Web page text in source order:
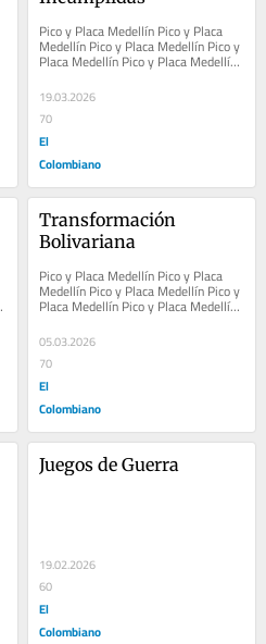
Pico y Placa Medellín Pico y Placa
Medellín Pico y Placa Medellín Pico y
Placa Medellín Pico y Placa Medellín
Pico y Placa Medellín Pico y Placa...
19.03.2026
70
El
Colombiano
Transformación
Bolivariana
Pico y Placa Medellín Pico y Placa
Medellín Pico y Placa Medellín Pico y
Placa Medellín Pico y Placa Medellín
Pico y Placa Medellín Pico y Placa...
05.03.2026
70
El
Colombiano
Juegos de Guerra
19.02.2026
60
El
Colombiano